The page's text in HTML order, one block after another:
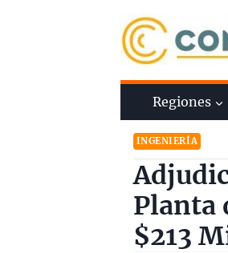
Regiones
INGENIERÍA
Planta
$213